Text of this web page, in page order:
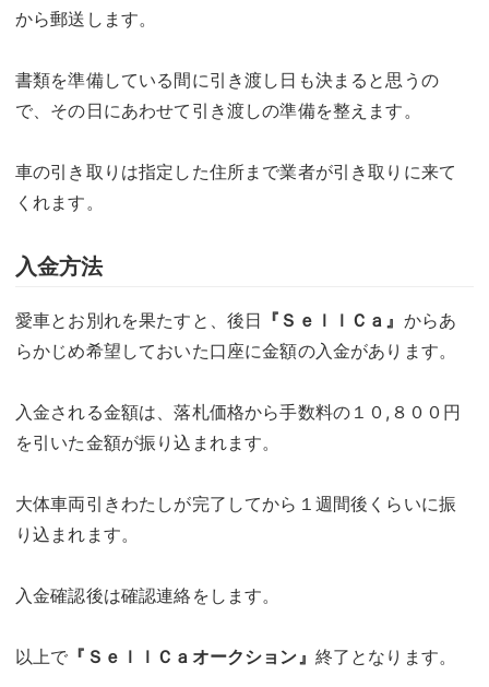
から郵送します。
書類を準備している間に引き渡し日も決まると思うの
で、その日にあわせて引き渡しの準備を整えます。
車の引き取りは指定した住所まで業者が引き取りに来て
くれます。
入金方法
愛車とお別れを果たすと、後日 『ＳｅｌｌＣａ』 からあ
らかじめ希望しておいた口座に金額の入金があります。
入金される金額は、落札価格から手数料の１０,８００円
を引いた金額が振り込まれます。
大体車両引きわたしが完了してから１週間後くらいに振
り込まれます。
入金確認後は確認連絡をします。
以上で 『ＳｅｌｌＣａオークション』 終了となります。